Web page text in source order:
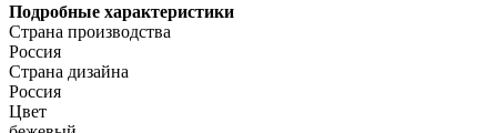
Подробные характеристики
Страна производства
Россия
Страна дизайна
Россия
Цвет